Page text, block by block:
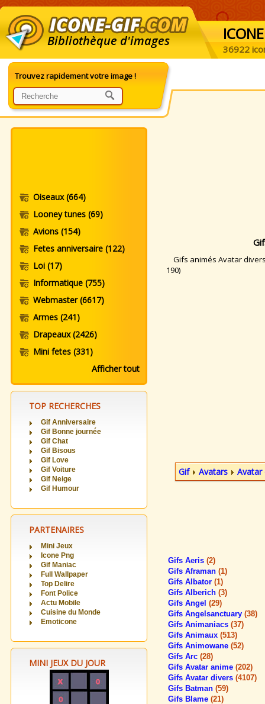
Bibliothèque d'images ICONE
36922
Trouvez rapidement votre image !
Oiseaux(664)
Looney tunes (69)
Avions (154)
Fetes anniversaire (122)
Loi (17)
Informatique (755)
Webmaster(6617)
Armes (241)
Drapeaux(2426)
Mini fetes (331)
Afficher tout
TOP RECHERCHES
Gif Anniversaire
Gif Bonne journée
Gif Chat
Gif Bisous
Gif Love
Gif Voiture
Gif Neige
Gif Humour
PARTENAIRES
Mini Jeux
Icone Png
Gif Maniac
Full Wallpaper
Top Delire
Font Police
Actu Mobile
Cuisine du Monde
Emoticone
MINI JEUX DU JOUR
Gifs animés Avatar
190)
Gif Avatars Avatar
Gifs Aeris (2)
Gifs Aframan (1)
Gifs Albator (1)
Gifs Alberich (3)
Gifs Angel (29)
Gifs Angelsanctuary (38)
Gifs Animaniacs (37)
Gifs Animaux (513)
Gifs Animowane (52)
Gifs Arc (28)
Gifs Avatar anime (202)
Gifs Avatar divers (4107)
Gifs Batman (59)
Gifs Blame (21)